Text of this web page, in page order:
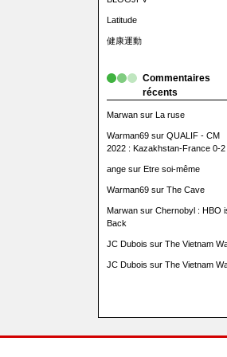
Latitude
健康運動
Commentaires
récents
Marwansur La ruse
Warman69sur QUALIF - CM
2022 : Kazakhstan-France 0-2
angesur Etre soi-même
Warman69sur The Cave
Marwansur Chernobyl : HBO
Back
JC Dubois sur The Vietnam
JC Dubois sur The Vietnam